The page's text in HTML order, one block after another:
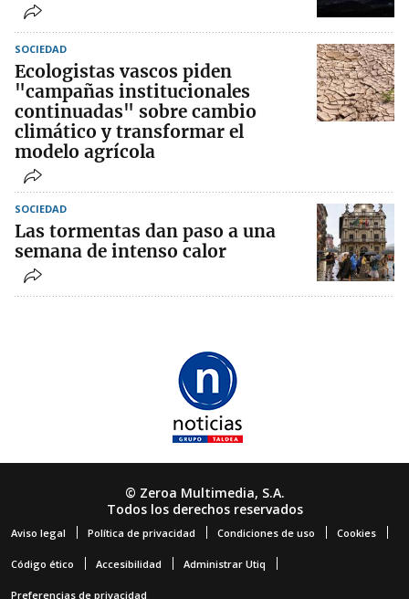
SOCIEDAD
Ecologistas vascos piden
"campañas institucionales
continuadas" sobre cambio
climático y transformar el
modelo agrícola
SOCIEDAD
Las tormentas dan paso a una
semana de intenso calor
© Zeroa Multimedia, S.A.
Todos los derechos reservados
Aviso legal Política de privacidad Condiciones de uso Cookies
Código ético Accesibilidad Administrar Utiq
Preferencias de privacidad